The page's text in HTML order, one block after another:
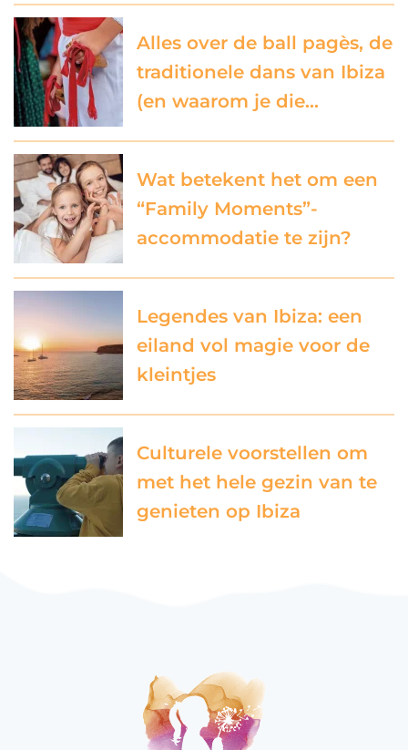
Alles over de ball pagès, de
traditionele dans van Ibiza
(en waarom je die…
Wat betekent het om een
“Family Moments”-
accommodatie te zijn?
Legendes van Ibiza: een
eiland vol magie voor de
kleintjes
Culturele voorstellen om
met het hele gezin van te
genieten op Ibiza